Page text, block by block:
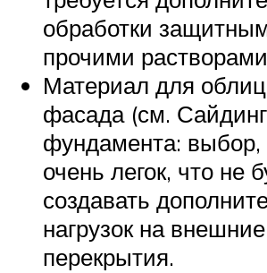
обработки
прочими
Материал для
фасада (см.
фундамента: выбор,
очень легок, что не
создавать
нагрузок на внешние
перекрытия.